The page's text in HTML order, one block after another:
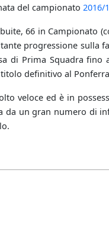
del campionato 2016/
66 in Campionato
progressione sulla
di Prima Squadra fino
definitivo al
veloce ed è in
da un gran numero di